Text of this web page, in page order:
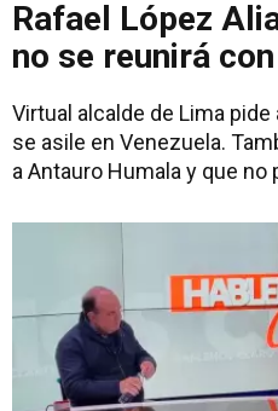
Rafael López
no se reunirá
Virtual alcalde de Lima
se asile en Venezuela.
a Antauro Humala y que